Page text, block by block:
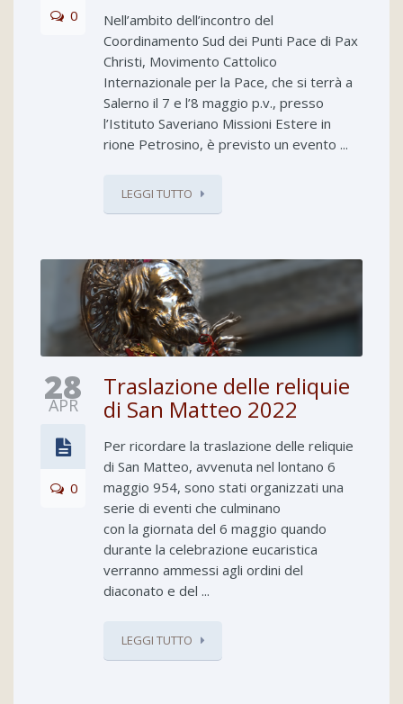
0
Nell’ambito dell’incontro del
Coordinamento Sud dei Punti Pace di Pax
Christi, Movimento Cattolico
Internazionale per la Pace, che si terrà a
Salerno il 7 e l’8 maggio p.v., presso
l’Istituto Saveriano Missioni Estere in
rione Petrosino, è previsto un evento ...
LEGGI TUTTO
28
APR
0
Traslazione delle reliquie
di San Matteo 2022
Per ricordare la traslazione delle reliquie
di San Matteo, avvenuta nel lontano 6
maggio 954, sono stati organizzati una
serie di eventi che culminano
con la giornata del 6 maggio quando
durante la celebrazione eucaristica
verranno ammessi agli ordini del
diaconato e del ...
LEGGI TUTTO